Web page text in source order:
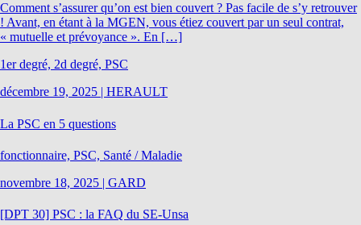
Comment s’assurer qu’on est bien couvert ? Pas facile de s’y retrouver
! Avant, en étant à la MGEN, vous étiez couvert par un seul contrat,
« mutuelle et prévoyance ». En […]
1er degré, 2d degré, PSC
décembre 19, 2025 | HERAULT
La PSC en 5 questions
fonctionnaire, PSC, Santé / Maladie
novembre 18, 2025 | GARD
[DPT 30] PSC : la FAQ du SE-Unsa